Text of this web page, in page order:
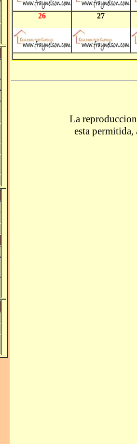
26 27
La
esta